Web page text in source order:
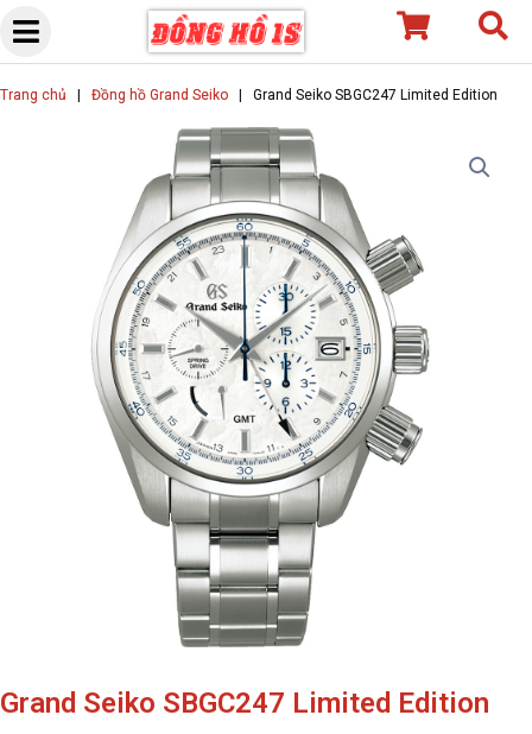
Skip
content
Trang chủ Đồng hồ Grand Seiko Grand Seiko SBGC247 Limited Edition
Grand Seiko SBGC247 Limited Edition